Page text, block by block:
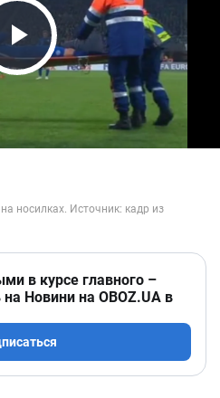
Video
в курсе главного –
Новини на OBOZ.UA в